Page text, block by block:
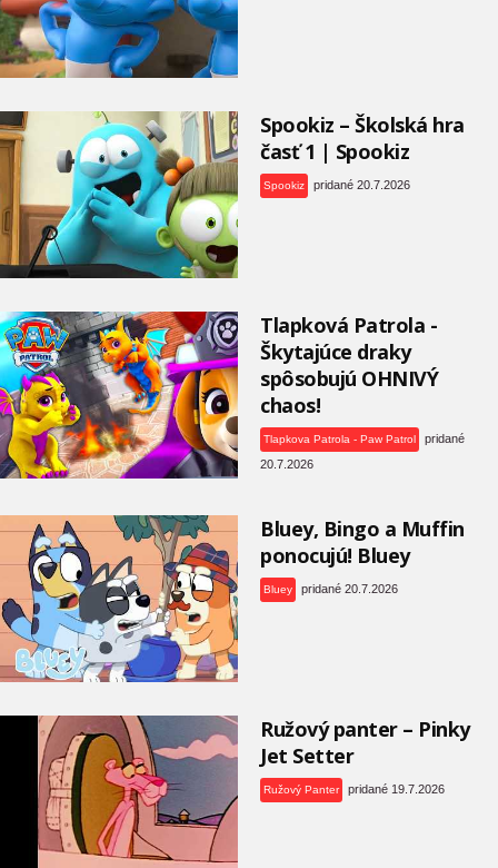
Spookiz – Školská hra
časť 1 | Spookiz
Spookiz pridané 20.7.2026
Tlapková Patrola -
Škytajúce draky
spôsobujú OHNIVÝ
chaos!
Tlapkova Patrola - Paw Patrol
pridané
20.7.2026
Bluey, Bingo a Muffin
ponocujú! Bluey
Bluey pridané 20.7.2026
Ružový panter – Pinky
Jet Setter
Ružový Panter pridané 19.7.2026